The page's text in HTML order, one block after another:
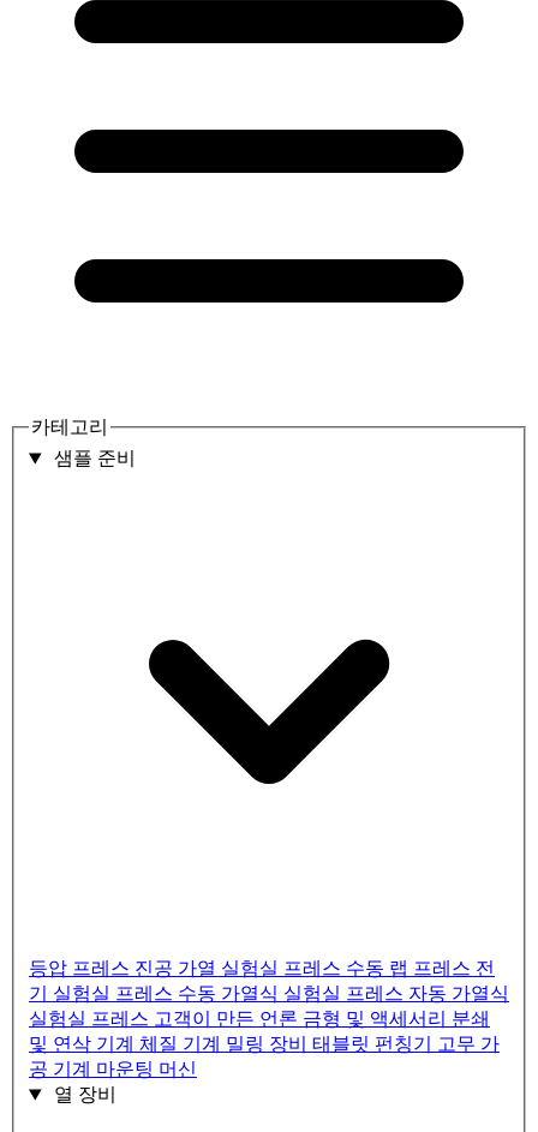
카테고리
샘플 준비
등압 프레스 진공 가열 실험실 프레스 수동 랩 프레스 전
기 실험실 프레스 수동 가열식 실험실 프레스 자동 가열식
실험실 프레스 고객이 만든 언론 금형 및 액세서리 분쇄
및 연삭 기계 체질 기계 밀링 장비 태블릿 펀칭기 고무 가
공 기계 마운팅 머신
열 장비